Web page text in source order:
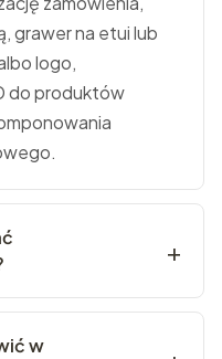
grawer na etui lub
logo,
do produktów
w